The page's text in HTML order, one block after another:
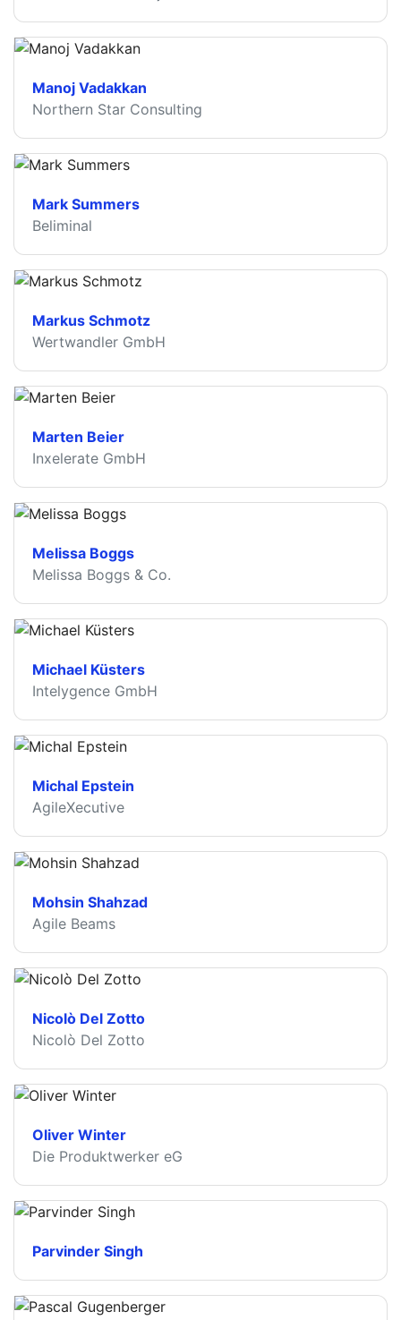
Manoj Vadakkan
Northern Star Consulting
Mark Summers
Beliminal
Markus Schmotz
Wertwandler GmbH
Marten Beier
Inxelerate GmbH
Melissa Boggs
Melissa Boggs & Co.
Michael Küsters
Intelygence GmbH
Michal Epstein
AgileXecutive
Mohsin Shahzad
Agile Beams
Nicolò Del Zotto
Nicolò Del Zotto
Oliver Winter
Die Produktwerker eG
Parvinder Singh